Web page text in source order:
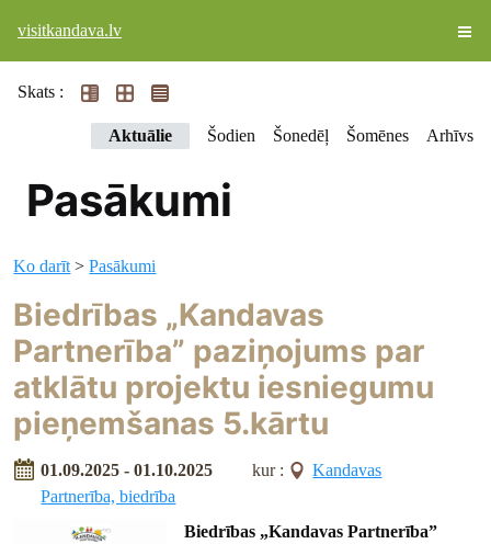
visitkandava.lv
Skats :
Aktuālie Šodien Šonedēļ Šomēnes Arhīvs
Pasākumi
Ko darīt >Pasākumi
Biedrības „Kandavas
Partnerība” paziņojums par
atklātu projektu iesniegumu
pieņemšanas 5.kārtu
01.09.2025 - 01.10.2025 kur :
Kandavas
Partnerība, biedrība
Biedrības „Kandavas Partnerība”